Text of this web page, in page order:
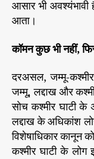
आसार भी
आता।
कॉमन कुछ भी नहीं,
दरअसल, जम्मू-
जम्मू, लद्दाख और
सोच कश्मीर घाटी के
लद्दाख के अधिकांश
विशेषाधिकार कानून
कश्मीर घाटी के लोग